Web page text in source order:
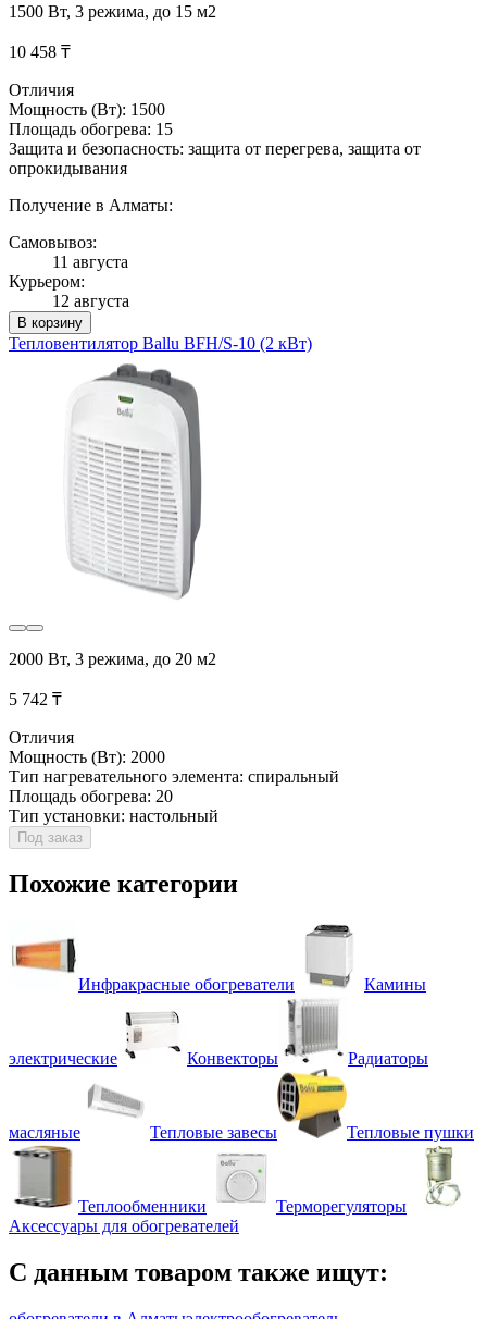
1500 Вт, 3 режима, до 15 м2
10 458 ₸
Отличия
Мощность (Вт): 1500
Площадь обогрева: 15
Защита и безопасность: защита от перегрева, защита от
опрокидывания
Получение в Алматы:
Самовывоз:
11 августа
Курьером:
12 августа
В корзину
Тепловентилятор Ballu BFH/S-10 (2 кВт)
2000 Вт, 3 режима, до 20 м2
5 742 ₸
Отличия
Мощность (Вт): 2000
Тип нагревательного элемента: спиральный
Площадь обогрева: 20
Тип установки: настольный
Под заказ
Похожие категории
Инфракрасные обогреватели Камины
электрические Конвекторы Радиаторы
масляные Тепловые завесы Тепловые пушки
Теплообменники
Терморегуляторы
Аксессуары для обогревателей
С данным товаром также ищут: